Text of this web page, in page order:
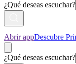
¿Qué deseas escuchar?
Abrir appDescubre
¿Qué deseas escuchar?